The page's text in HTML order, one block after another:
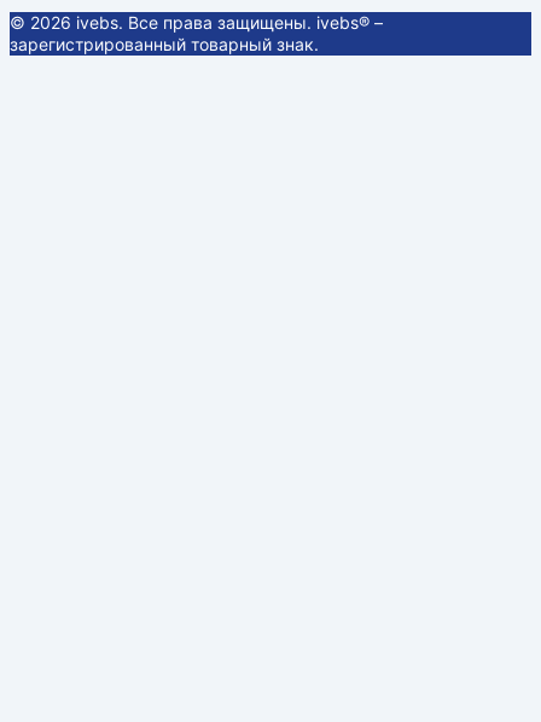
© 2026 ivebs. Все права защищены. ivebs® –
зарегистрированный товарный знак.